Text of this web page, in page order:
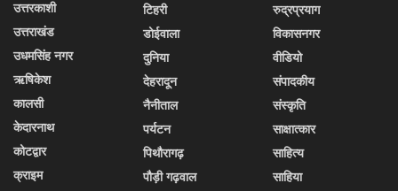
उत्तरकाशी
उत्तराखंड
उधमसिंह नगर
ऋषिकेश
कालसी
केदारनाथ
कोटद्वार
क्राइम
टिहरी
डोईवाला
दुनिया
देहरादून
नैनीताल
पर्यटन
पिथौरागढ़
पौड़ी गढ़वाल
रुद्रप्रयाग
विकासनगर
वीडियो
संपादकीय
संस्कृति
साक्षात्कार
साहित्य
साहिया